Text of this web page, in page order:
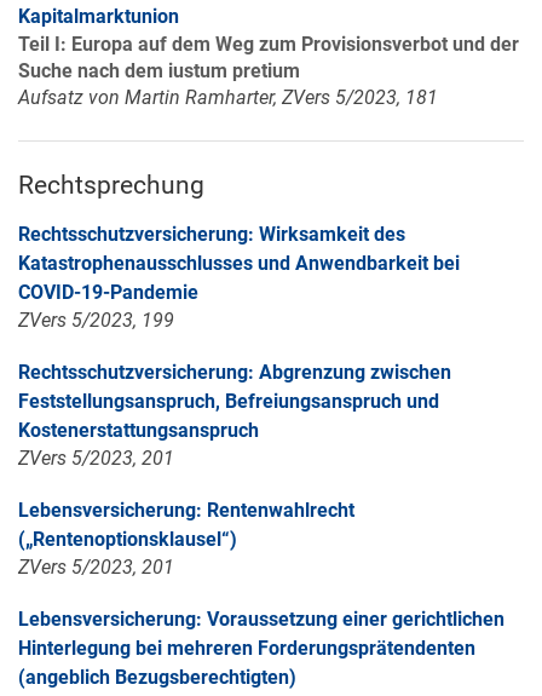
Kapitalmarktunion
Teil I: Europa auf dem Weg zum Provisionsverbot und der
Suche nach dem iustum pretium
Aufsatz von Martin Ramharter, ZVers 5/2023, 181
Rechtsprechung
Rechtsschutzversicherung: Wirksamkeit des
Katastrophenausschlusses und Anwendbarkeit bei
COVID-19-Pandemie
ZVers 5/2023, 199
Rechtsschutzversicherung: Abgrenzung zwischen
Feststellungsanspruch, Befreiungsanspruch und
Kostenerstattungsanspruch
ZVers 5/2023, 201
Lebensversicherung: Rentenwahlrecht
(„Rentenoptionsklausel“)
ZVers 5/2023, 201
Lebensversicherung: Voraussetzung einer gerichtlichen
Hinterlegung bei mehreren Forderungsprätendenten
(angeblich Bezugsberechtigten)